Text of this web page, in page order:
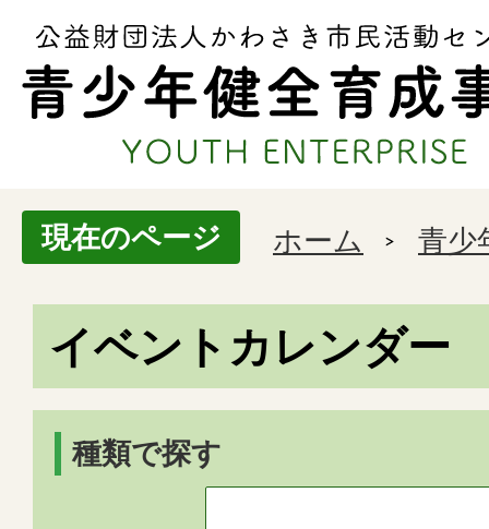
現在のページ ホーム 青少
イベントカレンダー
種類で探す